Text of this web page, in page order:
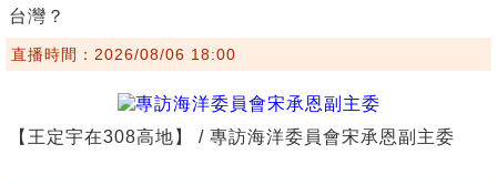
台灣？
直播時間：2026/08/06 18:00
【王定宇在308高地】 / 專訪海洋委員會宋承恩副主委